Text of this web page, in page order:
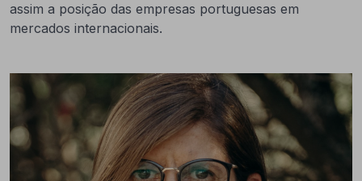
assim a posição das empresas portuguesas em
mercados internacionais.